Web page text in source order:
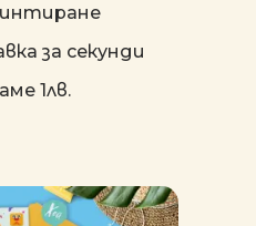
за секунди
1лв.